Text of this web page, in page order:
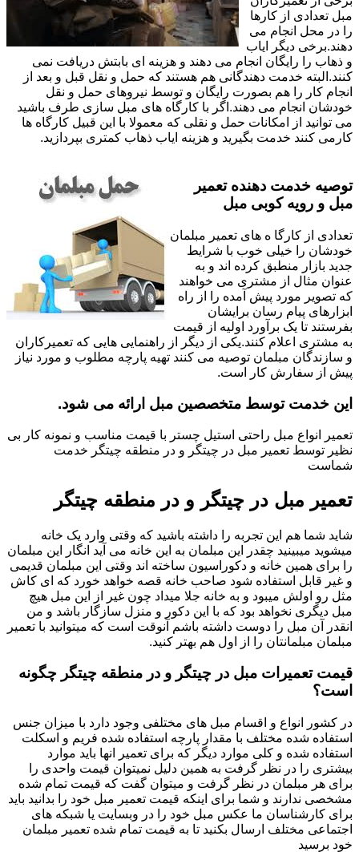
مبل تعدادی از کارها
را در محل انجام می
دهند.برخی دیگر ایاب
و ذهاب را رایگان انجام می دهند و هزینه ای بابتش دریافت نمی
کنند.البته خدمت دهندگانی هم هستند که حمل و نقل قبل و بعد از
انجام کار را هم بصورت رایگان و توسط نیروهای حمل و نقل
خودشان انجام می دهند.اگر با کارگاه های مبل سازی طرف باشید
می توانید از امکانات حمل و نقلی که معمولا با این قبیل کارگاه ها
کارمی کنند خدمت بگیرید و هزینه ایاب ذهاب کمتری بپردازید.
توصیه خدمت دهنده تعمیر
مبل و رویه کوبی مبل
تعدادی از کارگا ه های تعمیر مبلمان
خودشان را خیلی خوب با شرایط
جدید بازار منطبق کرده اند و به
عنوان مثال از مشتری می خواهند
که تصویر مورد پیش آمده را از راه
ابزارهای پیام رسان برایشان
بفرستند تا یک برآورد اولیه از قیمت
به مشتری اعلام کنند.یکی از دیگر از راهنمایی هایی که تعمیرکاران
و سازندگان مبلمان توصیه می کنند تهیه پارچه مطلوب و مورد نیاز
پیش از سفارش کار است.
این خدمت توسط متخصصین مبل ارائه می شود.
تعمیر انواع مبل راحتی استیل چستر با قیمت مناسب و نمونه کار بی
نظیر توسط تعمیر مبل در چیتگر و در منطقه چیتگر خدمت
شماست
تعمیر مبل در چیتگر و در منطقه چیتگر
شاید شما هم این تجربه را داشته باشید که وقتی وارد یک خانه
میشوید میبینید چقدر این مبلمان به این خانه می آید انگار این مبلمان
را برای همین خانه و دکوراسیون ساخته اند وقتی این مبلمان قدیمی
و غیر قابل استفاده شود صاحب خانه قصه خواهد خورد که ای کاش
مثل رو اولش میبود و به خانه جلا میداد چون غیر از این مبل هیچ
مبل دیگری نخواهد بود که با این دکور و منزل سازگار باشد و من
انقدر آن مبل را دوست داشته باشم آنوقت است که میتوانید با تعمیر
مبلمان مبلمانتان را از اول هم بهتر کنید.
قیمت تعمیرات مبل در چیتگر و در منطقه چیتگر چگونه
است؟
در کشور انواع و اقسام مبل های مختلفی وجود دارد با میزان جنس
استفاده شده مختلف با مقدار پارچه استفاده شده فریم و اسکلت
استفاده شده و کلی موارد دیگر که برای تعمیر انها باید موارد
بیشتری را در نظر گرفت به همین دلیل نمیتوان قیمت واحدی را
برای هر مبلمان در نظر گرفت و میتوان گفت که قیمت تمام شده
مشخصی ندارند و شما برای اینکه قیمت تعمیر مبل خود را بدانید باید
برای کارشناسان ما عکس مبل خود را در وبسایت یا شبکه های
اجتماعی مختلف ارسال بکنید تا به قیمت تمام شده تعمیر مبلمان
خود برسید